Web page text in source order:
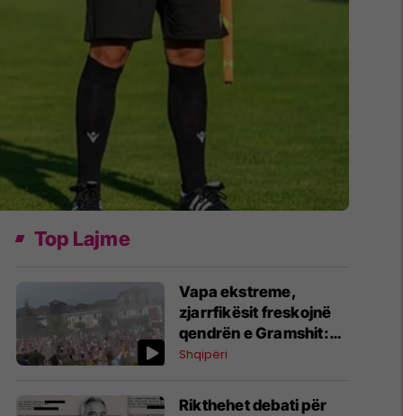
Top Lajme
Vapa ekstreme,
zjarrfikësit freskojnë
qendrën e Gramshit:
Fëmijët i gëzohen
Shqipëri
Rikthehet debati për